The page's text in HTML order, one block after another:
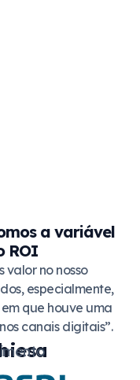
a variável
ROI
valor no nosso
especialmente,
que houve uma
canais digitais”.